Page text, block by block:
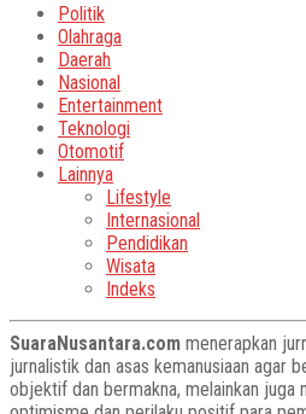
Politik
Olahraga
Daerah
Nasional
Entertainment
Teknologi
Otomotif
Lainnya
Lifestyle
Internasional
Pendidikan
Wisata
Indeks
SuaraNusantara.com menerapkan
jurnalistik dan asas kemanusiaan agar
objektif dan bermakna, melainkan juga